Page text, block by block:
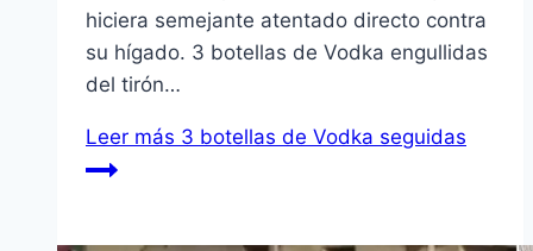
hiciera semejante atentado directo contra
su hígado. 3 botellas de Vodka engullidas
del tirón…
Leer más 3 botellas de Vodka seguidas